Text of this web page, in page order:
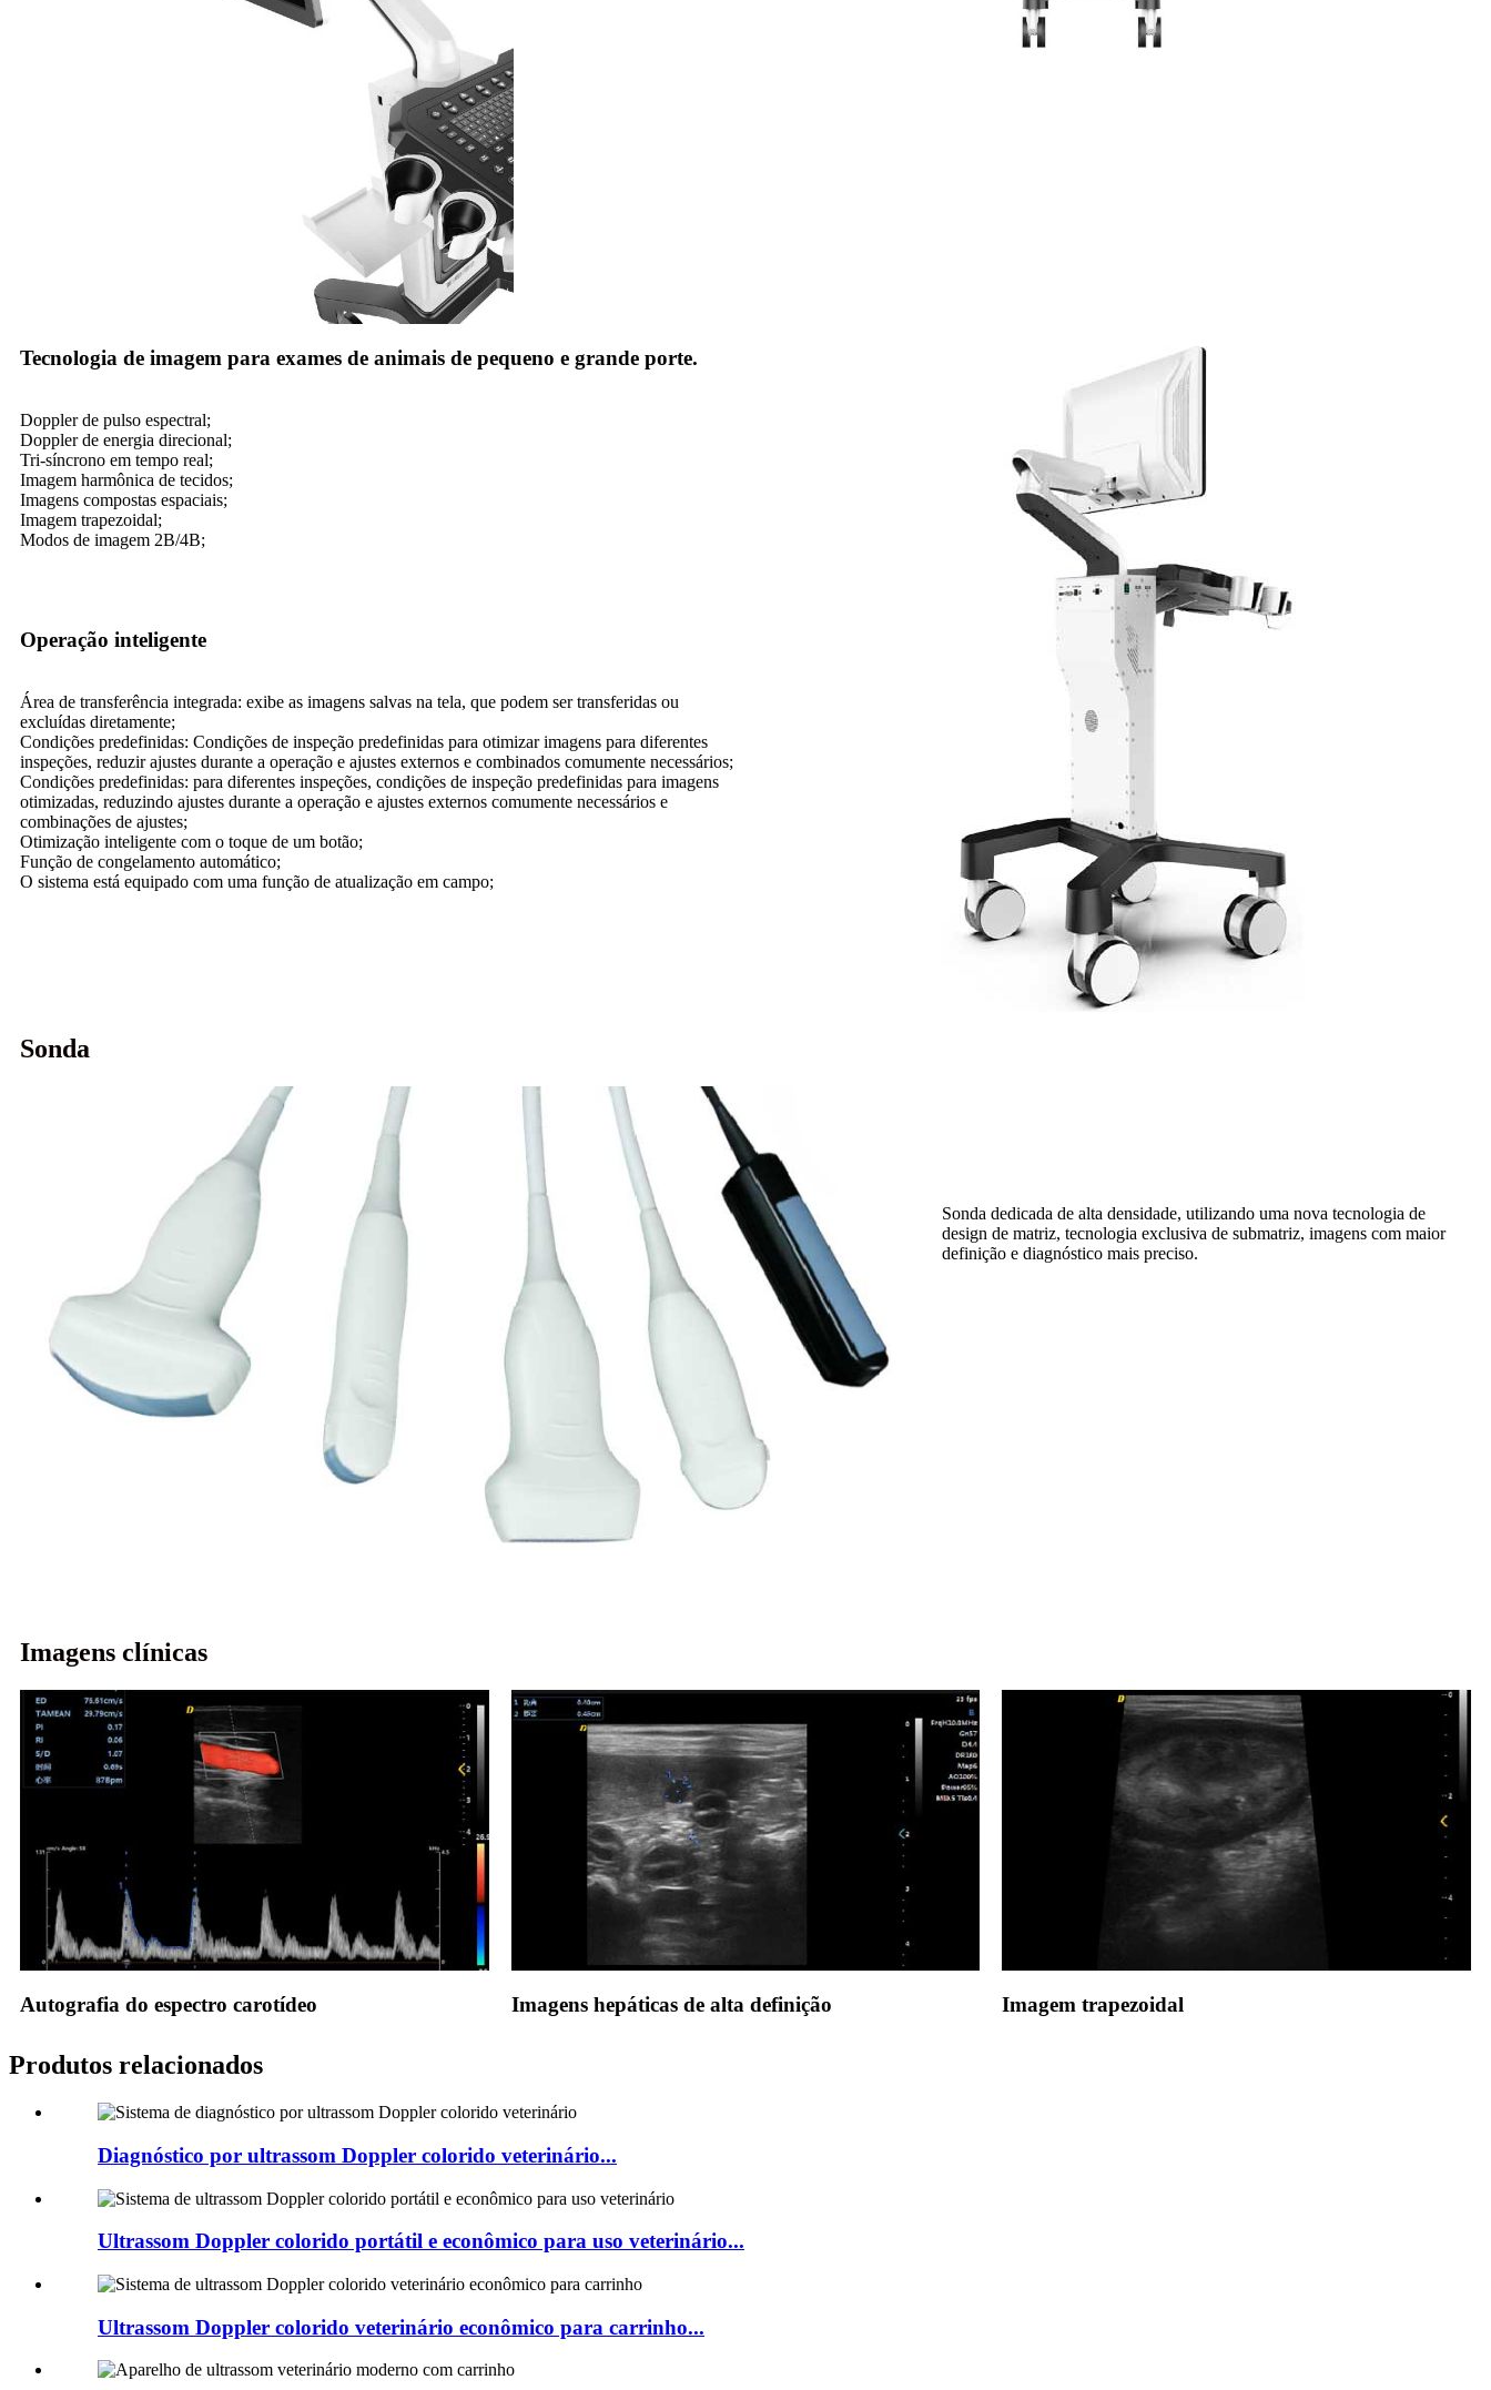
Tecnologia de imagem para exames de animais de pequeno e grande porte.
Doppler de pulso espectral;
Doppler de energia direcional;
Tri-síncrono em tempo real;
Imagem harmônica de tecidos;
Imagens compostas espaciais;
Imagem trapezoidal;
Modos de imagem 2B/4B;
Operação inteligente
Área de transferência integrada: exibe as imagens salvas na tela, que podem ser transferidas ou
excluídas diretamente;
Condições predefinidas: Condições de inspeção predefinidas para otimizar imagens para diferentes
inspeções, reduzir ajustes durante a operação e ajustes externos e combinados comumente necessários;
Condições predefinidas: para diferentes inspeções, condições de inspeção predefinidas para imagens
otimizadas, reduzindo ajustes durante a operação e ajustes externos comumente necessários e
combinações de ajustes;
Otimização inteligente com o toque de um botão;
Função de congelamento automático;
O sistema está equipado com uma função de atualização em campo;
Sonda
Sonda dedicada de alta densidade, utilizando uma nova tecnologia de
design de matriz, tecnologia exclusiva de submatriz, imagens com maior
definição e diagnóstico mais preciso.
Imagens clínicas
Autografia do espectro carotídeo Imagens hepáticas de alta definição Imagem trapezoidal
Produtos relacionados
Diagnóstico por ultrassom Doppler colorido veterinário...
Ultrassom Doppler colorido portátil e econômico para uso veterinário...
Ultrassom Doppler colorido veterinário econômico para carrinho...